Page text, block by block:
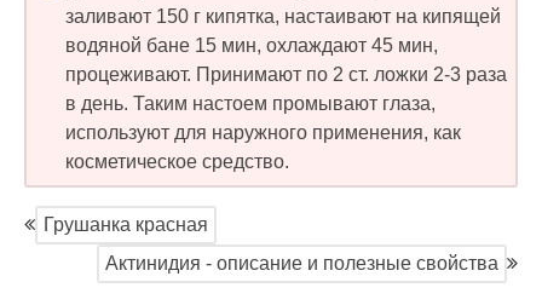
заливают 150 г кипятка, настаивают на кипящей
водяной бане 15 мин, охлаждают 45 мин,
процеживают. Принимают по 2 ст. ложки 2-3 раза
в день. Таким настоем промывают глаза,
используют для наружного применения, как
косметическое средство.
Грушанка красная
Актинидия - описание и полезные свойства